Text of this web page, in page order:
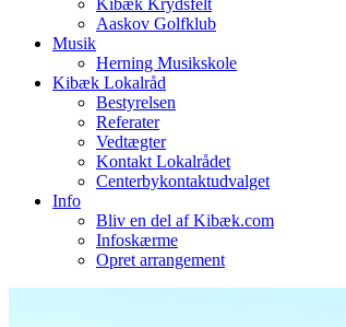
Kibæk Krydsfelt
Aaskov Golfklub
Musik
Herning Musikskole
Kibæk Lokalråd
Bestyrelsen
Referater
Vedtægter
Kontakt Lokalrådet
Centerbykontaktudvalget
Info
Bliv en del af Kibæk.com
Infoskærme
Opret arrangement